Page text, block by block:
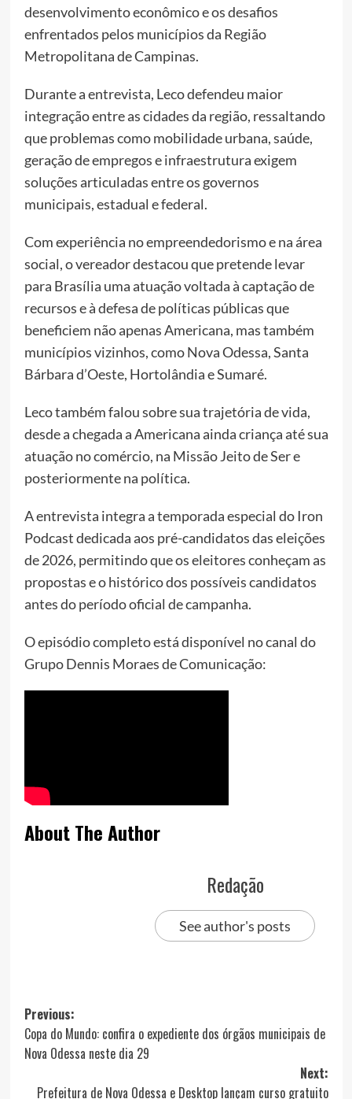
desenvolvimento econômico e os desafios
enfrentados pelos municípios da Região
Metropolitana de Campinas.
Durante a entrevista, Leco defendeu maior
integração entre as cidades da região, ressaltando
que problemas como mobilidade urbana, saúde,
geração de empregos e infraestrutura exigem
soluções articuladas entre os governos
municipais, estadual e federal.
Com experiência no empreendedorismo e na área
social, o vereador destacou que pretende levar
para Brasília uma atuação voltada à captação de
recursos e à defesa de políticas públicas que
beneficiem não apenas Americana, mas também
municípios vizinhos, como Nova Odessa, Santa
Bárbara d’Oeste, Hortolândia e Sumaré.
Leco também falou sobre sua trajetória de vida,
desde a chegada a Americana ainda criança até sua
atuação no comércio, na Missão Jeito de Ser e
posteriormente na política.
A entrevista integra a temporada especial do Iron
Podcast dedicada aos pré-candidatos das eleições
de 2026, permitindo que os eleitores conheçam as
propostas e o histórico dos possíveis candidatos
antes do período oficial de campanha.
O episódio completo está disponível no canal do
Grupo Dennis Moraes de Comunicação:
About The Author
Redação
See author's posts
Post
navigation
Previous:
Copa do Mundo: confira o expediente dos órgãos municipais de
Nova Odessa neste dia 29
Next:
Prefeitura de Nova Odessa e Desktop lançam curso gratuito